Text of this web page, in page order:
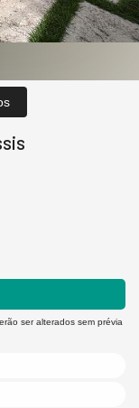
ser alterados sem prévia